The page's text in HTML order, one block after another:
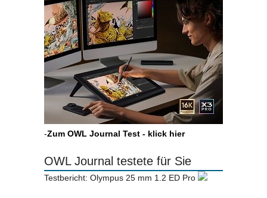
-Zum OWL Journal Test - klick hier
OWL Journal testete für Sie
Testbericht: Olympus 25 mm 1.2 ED Pro